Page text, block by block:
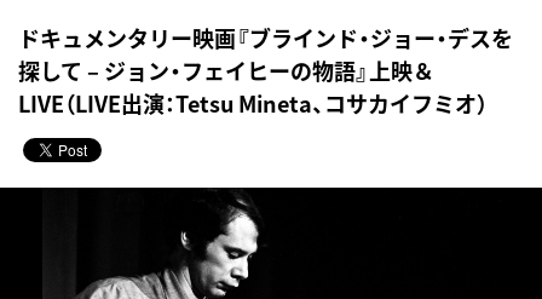
ドキュメンタリー映画『ブラインド・ジョー・デスを
探して – ジョン・フェイヒーの物語』上映＆
LIVE（LIVE出演：Tetsu Mineta、コサカイフミオ）